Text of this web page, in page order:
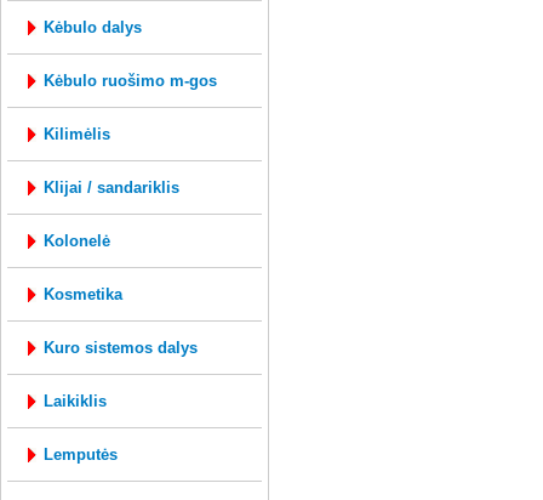
kėbulo dalys
kėbulo ruošimo m-gos
kilimėlis
klijai / sandariklis
kolonelė
kosmetika
kuro sistemos dalys
laikiklis
lemputės